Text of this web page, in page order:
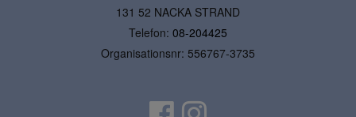
131 52 NACKA STRAND
Telefon: 08-204425
Organisationsnr: 556767-3735